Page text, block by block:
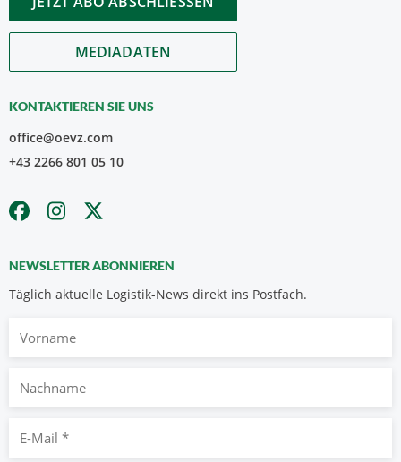
MEDIADATEN
KONTAKTIEREN SIE UNS
office@oevz.com
+43 2266 801 05 10
NEWSLETTER ABONNIEREN
Täglich aktuelle Logistik-News direkt ins Postfach.
Nachname
Mail